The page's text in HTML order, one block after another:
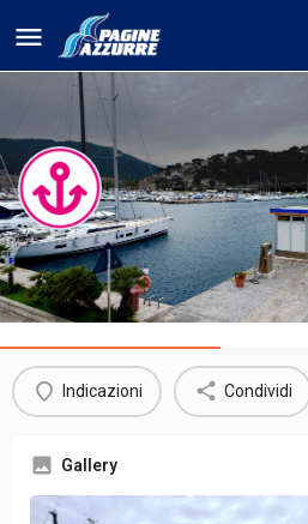
MARINA DI ANDORA
Informazioni generali Servizi
Indicazioni Condividi
Gallery